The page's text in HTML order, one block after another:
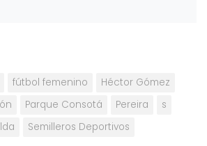
fútbol femenino
Héctor Gómez
Parque Consotá Pereira
s
Semilleros Deportivos